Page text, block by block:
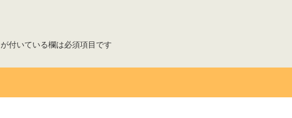
が付いている欄は必須項目です